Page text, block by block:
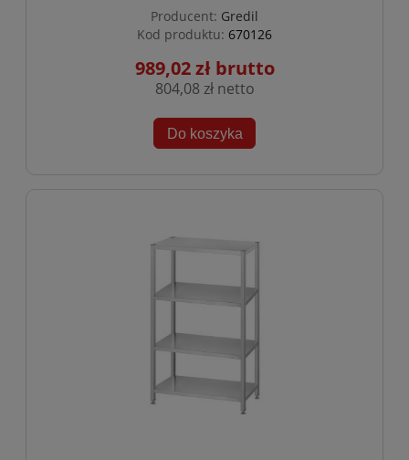
Producent: Gredil
Kod produktu: 670126
989,02 zł
804,08 zł
Do koszyka